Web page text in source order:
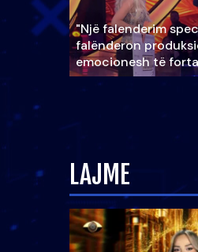
"Një falenderim
falënderon
emocionesh të forta
LAJME